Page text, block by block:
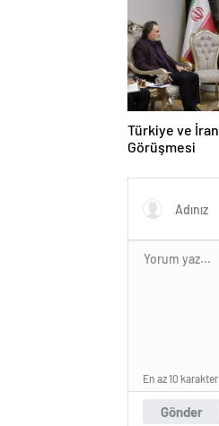
Türkiye ve
Görüşmesi
Gönder
En az 10